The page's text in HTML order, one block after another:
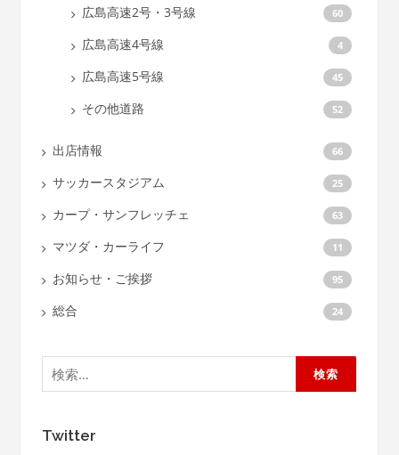
広島高速2号・3号線 60
広島高速4号線 4
広島高速5号線 45
その他道路 52
出店情報 66
サッカースタジアム 25
カープ・サンフレッチェ 63
マツダ・カーライフ 11
お知らせ・ご挨拶 95
総合 24
検
索:
Twitter